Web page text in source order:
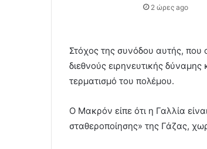
2 ώρες ago
Στόχος της συνόδου αυτής, που
διεθνούς ειρηνευτικής
τερματισμό του πολέμου.
Ο Μακρόν είπε ότι η Γαλλία
σταθεροποίησης» της Γάζας,